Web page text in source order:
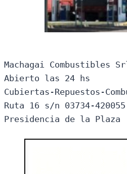
Machagai Combustibles
Abierto las 24 hs
Cubiertas-Repuestos-
Ruta 16 s/n 03734-420055
Presidencia de la Plaza